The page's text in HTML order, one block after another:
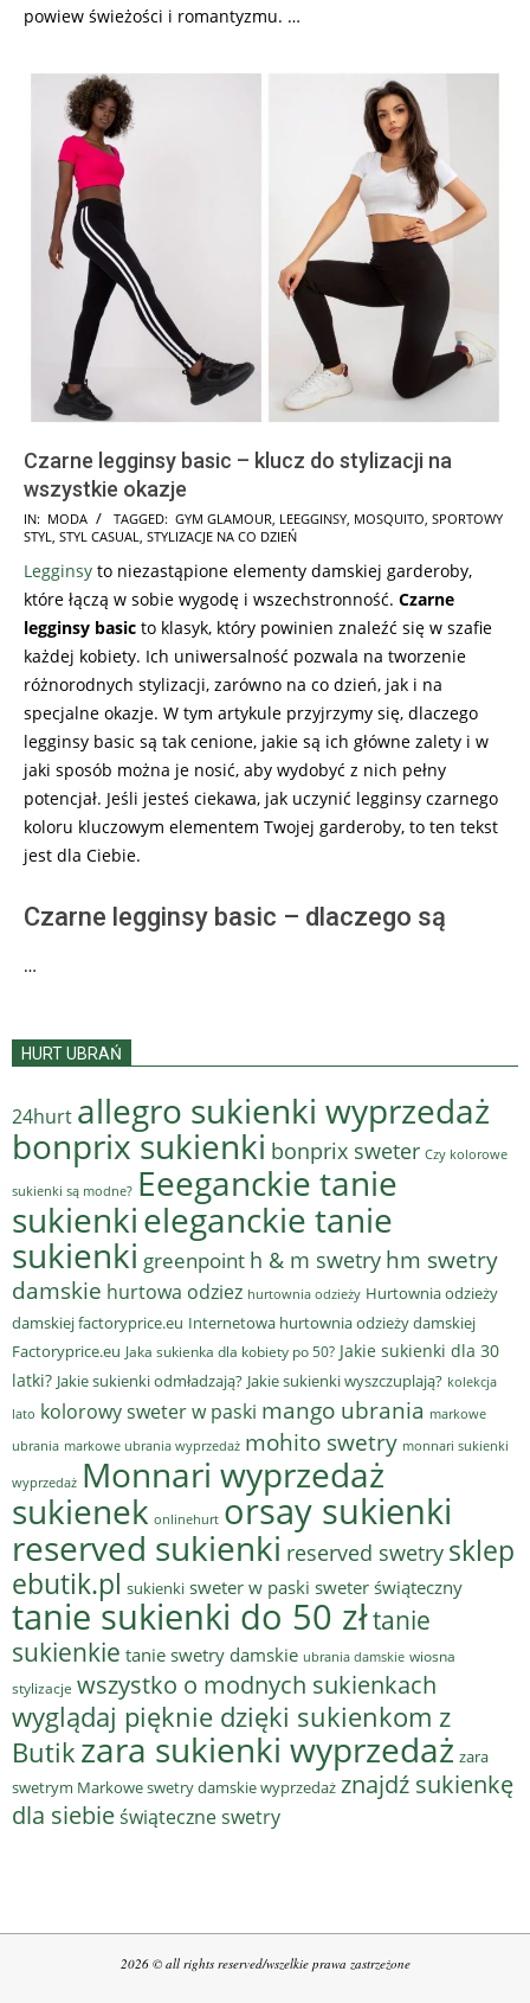
powiew świeżości i romantyzmu. …
Czarne legginsy basic – klucz do stylizacji na
wszystkie okazje
2024-
12-
02
IN: MODA TAGGED: GYM GLAMOUR LEEGGINSY MOSQUITO SPORTOWY
STYL
STYL CASUAL STYLIZACJE NA CO DZIEŃ
Legginsy to niezastąpione elementy damskiej garderoby,
które łączą w sobie wygodę i wszechstronność. Czarne
legginsy basic to klasyk, który powinien znaleźć się w szafie
każdej kobiety. Ich uniwersalność pozwala na tworzenie
różnorodnych stylizacji, zarówno na co dzień, jak i na
specjalne okazje. W tym artykule przyjrzymy się, dlaczego
legginsy basic są tak cenione, jakie są ich główne zalety i w
jaki sposób można je nosić, aby wydobyć z nich pełny
potencjał. Jeśli jesteś ciekawa, jak uczynić legginsy czarnego
koloru kluczowym elementem Twojej garderoby, to ten tekst
jest dla Ciebie.
Czarne legginsy basic – dlaczego są
…
HURT UBRAŃ
24hurt allegro sukienki wyprzedaż
bonprix sukienki bonprix sweter Czy kolorowe
sukienki są modne? Eeeganckie tanie
sukienkieleganckie tanie
sukienki greenpoint h & m swetry hm swetry
damskie hurtowa odziez hurtownia odzieży Hurtownia odzieży
damskiej factoryprice.eu Internetowa hurtownia odzieży damskiej
Factoryprice.eu Jaka sukienka dla kobiety po 50? Jakie sukienki dla 30
latki? Jakie sukienki odmładzają? Jakie sukienki wyszczuplają? kolekcja
lato kolorowy sweter w paski mango ubrania markowe
ubrania markowe ubrania wyprzedaż mohito swetry monnari sukienki
wyprzedaż Monnari wyprzedaż
sukienek onlinehurt orsay sukienki
reserved sukienki reserved swetry sklep
ebutik.pl sukienki sweter w paski sweter świąteczny
tanie sukienki do 50 złtanie
sukienkie tanie swetry damskie ubrania damskie wiosna
stylizacje wszystko o modnych sukienkach
wyglądaj pięknie dzięki sukienkom z
Butik zara sukienki wyprzedaż zara
swetrym Markowe swetry damskie wyprzedaż znajdź sukienkę
dla siebieświąteczne swetry
2026 © all rights reserved/wszelkie prawa zastrzeżone